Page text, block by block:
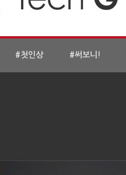
#첫인상 #써보니!